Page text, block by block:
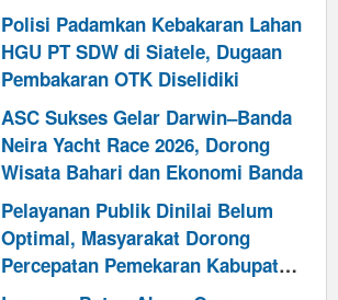
Polisi Padamkan Kebakaran Lahan
HGU PT SDW di Siatele, Dugaan
Pembakaran OTK Diselidiki
ASC Sukses Gelar Darwin–Banda
Neira Yacht Race 2026, Dorong
Wisata Bahari dan Ekonomi Banda
Pelayanan Publik Dinilai Belum
Optimal, Masyarakat Dorong
Percepatan Pemekaran Kabupaten
Talabatai